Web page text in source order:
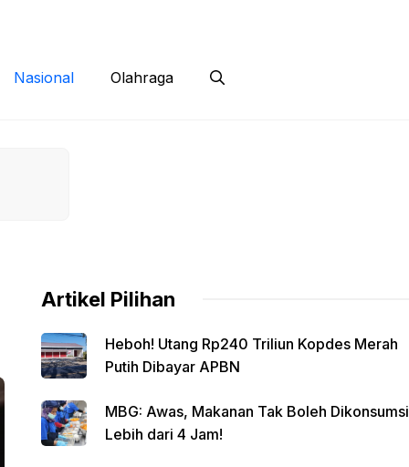
Nasional Olahraga
Artikel Pilihan
Heboh! Utang Rp240 Triliun Kopdes Merah
Putih Dibayar APBN
MBG: Awas, Makanan Tak Boleh Dikonsumsi
Lebih dari 4 Jam!